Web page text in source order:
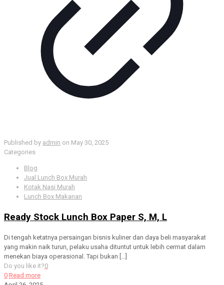
Published by admin on May 30, 2025
Categories
Blog
Jual Lunch Box Murah
Kotak Nasi Murah
Lunch Box Makanan
Ready Stock Lunch Box Paper S, M, L
Di tengah ketatnya persaingan bisnis kuliner dan daya beli masyarakat
yang makin naik turun, pelaku usaha dituntut untuk lebih cermat dalam
menekan biaya operasional. Tapi bukan
Do you like it?0
0 Read more